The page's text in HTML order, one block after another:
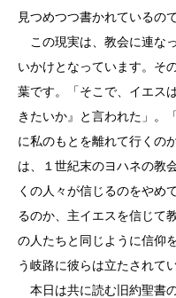
見つめつつ書かれている
この現実は、教会に連な
いかけとなっています。そ
葉です。「そこで、イエス
きたいか』と言われた」。
に私のもとを離れて行くの
は、１世紀末のヨハネの教
くの人々が信じるのをやめ
るのか、主イエスを信じて
の人たちと同じように信仰
う岐路に彼らは立たされ
本日は共に読む旧約聖書